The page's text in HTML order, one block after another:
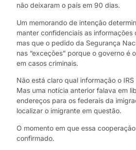
não deixaram o país em 90 dias.
Um memorando de intenção
manter confidenciais as informações
mas que o pedido da Segurança
nas “exceções” porque o governo é
em casos criminais.
Não está claro qual informação o
Mas uma notícia anterior falava em
endereços para os federais da
localizar o imigrante em questão.
O momento em que essa
confirmado.